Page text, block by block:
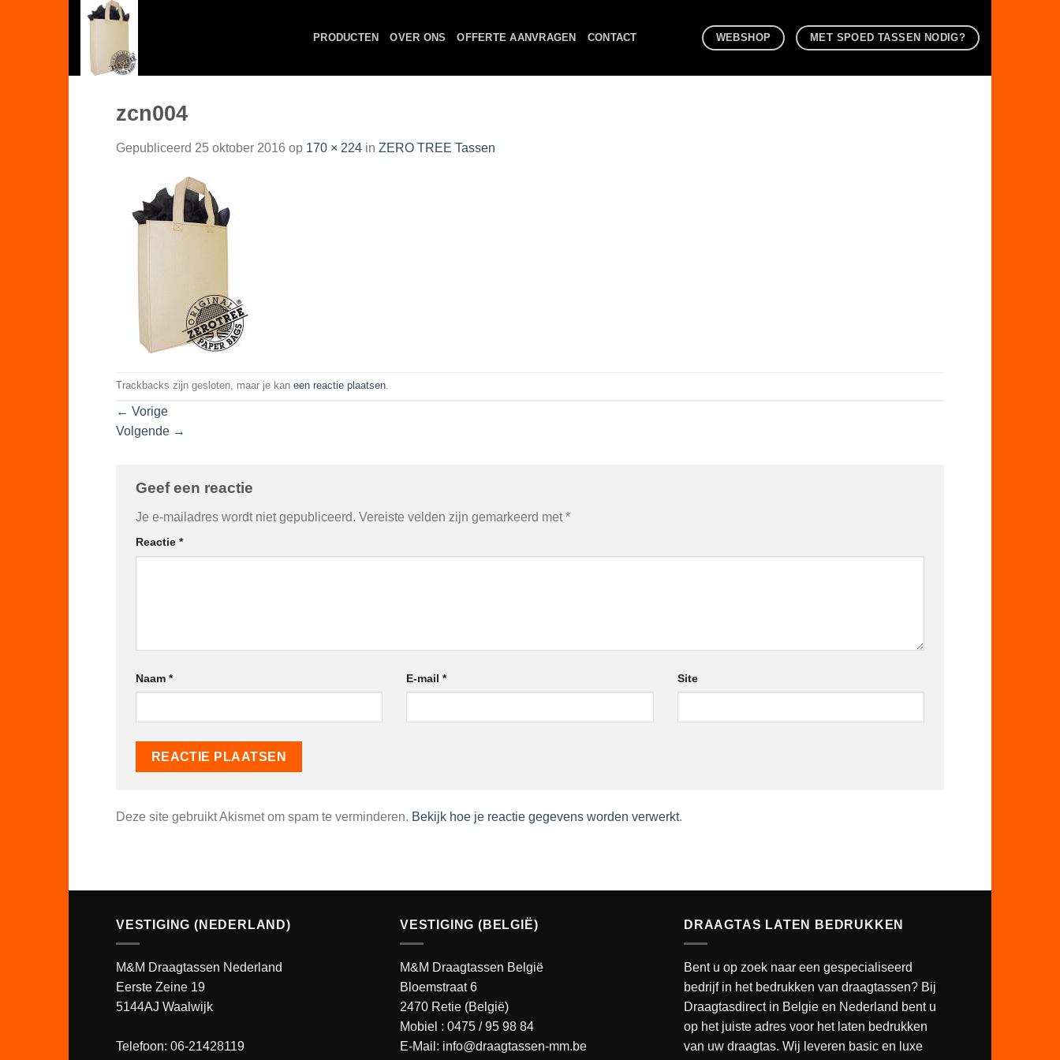
Skip
PRODUCTEN OVER ONS OFFERTE AANVRAGEN CONTACT WEBSHOP MET SPOED TASSEN NODIG?
zcn004
Gepubliceerd 25 oktober 2016 op 170 × 224 in ZERO TREE Tassen
Trackbacks zijn gesloten, maar je kan een reactie plaatsen
← Vorige
Volgende →
Geef een reactie
Je e-mailadres wordt niet gepubliceerd. Vereiste velden zijn gemarkeerd met*
Reactie *
Naam * E-mail* Site
Deze site gebruikt Akismet om spam te verminderen. Bekijk hoe je reactie gegevens worden verwerkt.
VESTIGING (NEDERLAND)
M&M Draagtassen Nederland
Eerste Zeine 19
5144AJ Waalwijk
Telefoon: 06-21428119
VESTIGING (BELGIË)
M&M Draagtassen België
Bloemstraat 6
2470 Retie (België)
Mobiel : 0475 / 95 98 84
E-Mail: info@draagtassen-mm.be
DRAAGTAS LATEN BEDRUKKEN
Bent u op zoek naar een gespecialiseerd
bedrijf in het bedrukken van draagtassen? Bij
Draagtasdirect in Belgie en Nederland bent u
op het juiste adres voor het laten bedrukken
van uw draagtas. Wij leveren basic en luxe